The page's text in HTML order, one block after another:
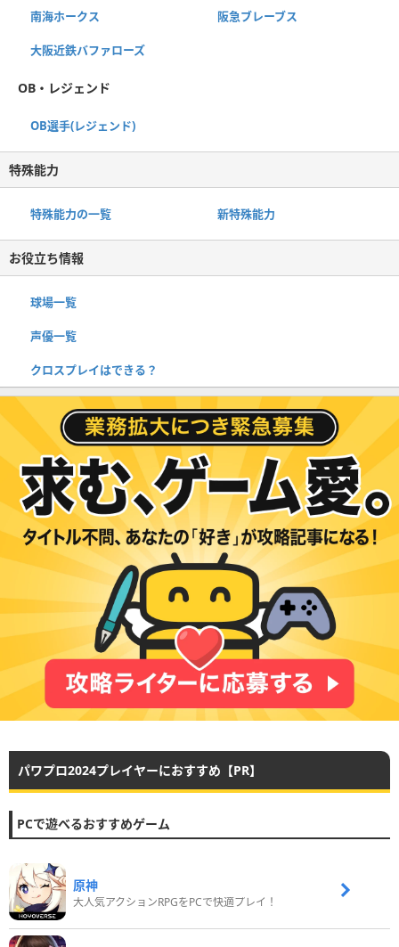
南海ホークス 阪急ブレーブス
大阪近鉄バファローズ
OB・レジェンド
OB選手(レジェンド)
特殊能力
特殊能力の一覧 新特殊能力
お役立ち情報
球場一覧
声優一覧
クロスプレイはできる？
パワプロ2024プレイヤーにおすすめ【PR】
PCで遊べるおすすめゲーム
原神
大人気アクションRPGをPCで快適プレイ！